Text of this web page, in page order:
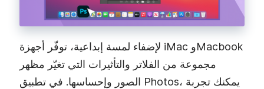
لإضفاء لمسة إبداعية، توفّر أجهزة iMac وMacbook
مجموعة من الفلاتر والتأثيرات التي تغيّر مظهر
الصور وإحساسها. في تطبيق Photos، يمكنك تجربة